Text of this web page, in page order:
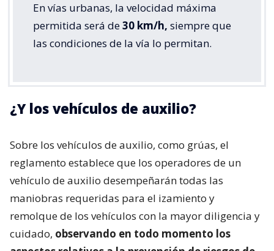
En vías urbanas, la velocidad máxima
permitida será de30 km/h, siempre que
las condiciones de la vía lo permitan.
¿Y los vehículos de auxilio?
Sobre los vehículos de auxilio, como grúas, el
reglamento establece que los operadores de un
vehículo de auxilio desempeñarán todas las
maniobras requeridas para el izamiento y
remolque de los vehículos con la mayor diligencia y
cuidado, observando en todo momento los